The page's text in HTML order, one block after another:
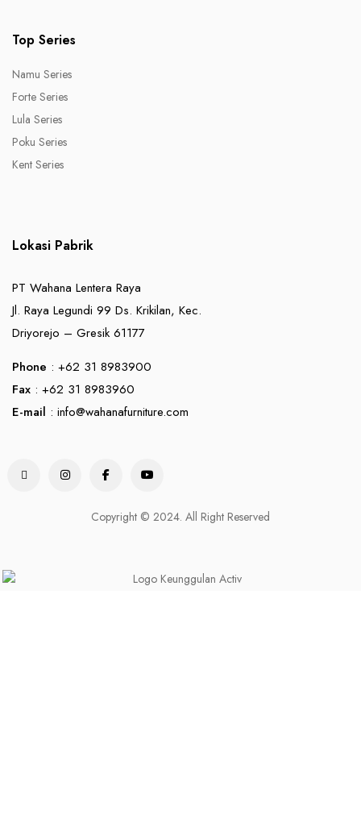
Top Series
Namu Series
Forte Series
Lula Series
Poku Series
Kent Series
Lokasi Pabrik
PT Wahana Lentera Raya
Jl. Raya Legundi 99 Ds. Krikilan, Kec.
Driyorejo – Gresik 61177
Phone : +62 31 8983900
Fax : +62 31 8983960
E-mail : info@wahanafurniture.com
Copyright © 2024. All Right Reserved